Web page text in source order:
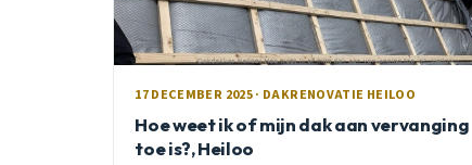
17 DECEMBER 2025 · DAKRENOVATIE HEILOO
Hoe weet ik of mijn dak aan vervanging
toe is?, Heiloo